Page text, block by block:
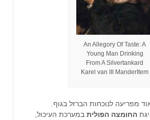
An Allegory Of Taste: A
Young Man Drinking
From A Silvertankard
Karel van III ManderItem
מפריעה לנוכחות הברזל בגוף.
החומצה הפולית במערכת העיכול,